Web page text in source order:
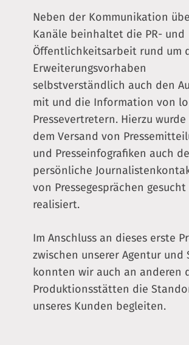
Neben der Kommunikation
Kanäle beinhaltet die PR- und
Öffentlichkeitsarbeit rund um
Erweiterungsvorhaben
selbstverständlich auch den
mit und die Information von
Pressevertretern. Hierzu
dem Versand von
und Presseinfografiken auch
persönliche
von Pressegesprächen gesucht
realisiert.
Im Anschluss an dieses erste
zwischen unserer Agentur und
konnten wir auch an anderen
Produktionsstätten die
unseres Kunden begleiten.